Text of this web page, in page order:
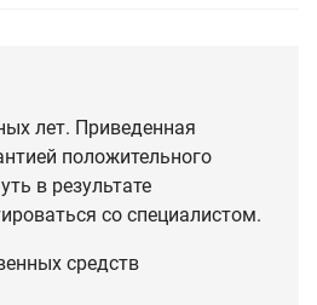
лет. Приведенная
положительного
в результате
со специалистом.
средств